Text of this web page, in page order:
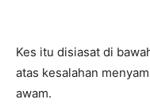
Kes itu disiasat di
atas kesalahan
awam.